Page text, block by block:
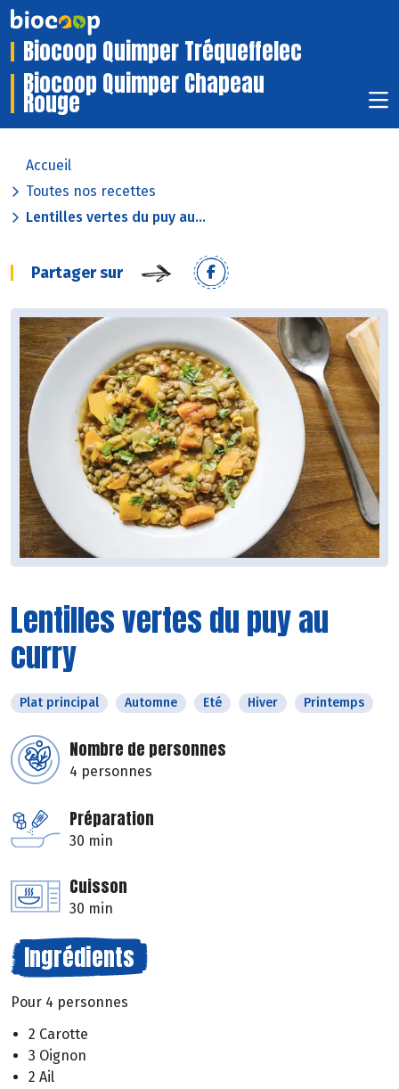
Biocoop Quimper Tréqueffelec
Biocoop Quimper Chapeau
Rouge
Accueil
Toutes nos recettes
Lentilles vertes du puy au...
Partager sur
Lentilles vertes du puy au
curry
Plat principal Automne Eté Hiver Printemps
Nombre de personnes
4 personnes
Préparation
30 min
Cuisson
30 min
Ingrédients
Pour 4 personnes
2 Carotte
3 Oignon
2 Ail